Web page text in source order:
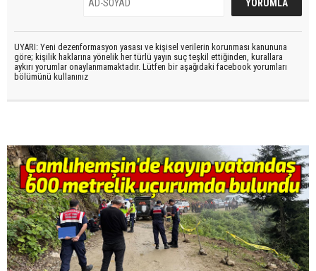
UYARI: Yeni dezenformasyon yasası ve kişisel verilerin korunması kanununa
göre; kişilik haklarına yönelik her türlü yayın suç teşkil ettiğinden, kurallara
aykırı yorumlar onaylanmamaktadır. Lütfen bir aşağıdaki facebook yorumları
bölümünü kullanınız